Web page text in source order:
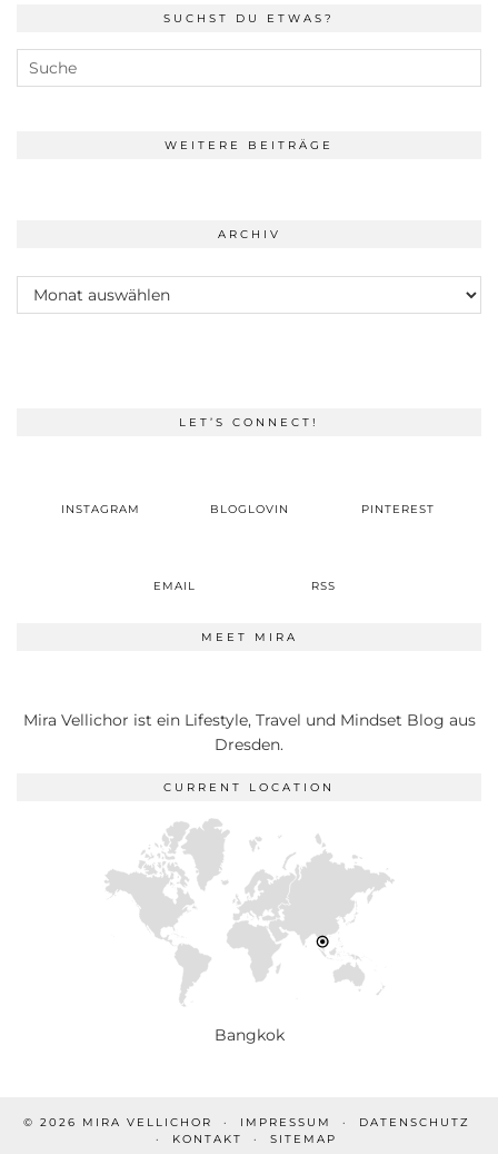
SUCHST DU ETWAS?
WEITERE BEITRÄGE
ARCHIV
Archiv
LET’S CONNECT!
INSTAGRAM BLOGLOVIN PINTEREST
EMAIL RSS
MEET MIRA
Mira Vellichor ist ein Lifestyle, Travel und Mindset Blog aus
Dresden.
CURRENT LOCATION
Bangkok
© 2026 MIRA VELLICHOR IMPRESSUM
DATENSCHUTZ
KONTAKT
SITEMAP